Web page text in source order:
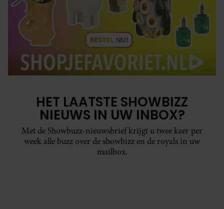
HET LAATSTE SHOWBIZZ
NIEUWS IN UW INBOX?
Met de Showbuzz-nieuwsbrief krijgt u twee keer per
week alle buzz over de showbizz en de royals in uw
mailbox.